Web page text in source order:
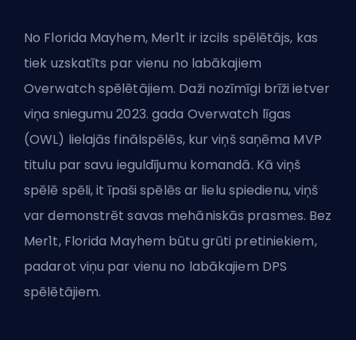
No Florida Mayhem, Mer1t ir izcils spēlētājs, kas
tiek uzskatīts par vienu no labākajiem
Overwatch spēlētājiem. Daži nozīmīgi brīži ietver
viņa sniegumu 2023. gada Overwatch līgas
(OWL) lielajās finālspēlēs, kur viņš saņēma MVP
titulu par savu ieguldījumu komandā. Kā viņš
spēlē spēli, it īpaši spēlēs ar lielu spiedienu, viņš
var demonstrēt savas mehāniskās prasmes. Bez
Mer1t, Florida Mayhem būtu grūti pretiniekiem,
padarot viņu par vienu no labākajiem DPS
spēlētājiem.